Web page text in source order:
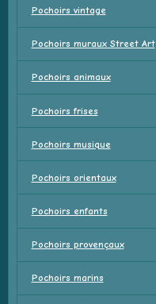
Pochoirs vintage
Pochoirs muraux Street Art
Pochoirs animaux
Pochoirs frises
Pochoirs musique
Pochoirs orientaux
Pochoirs enfants
Pochoirs provençaux
Pochoirs marins